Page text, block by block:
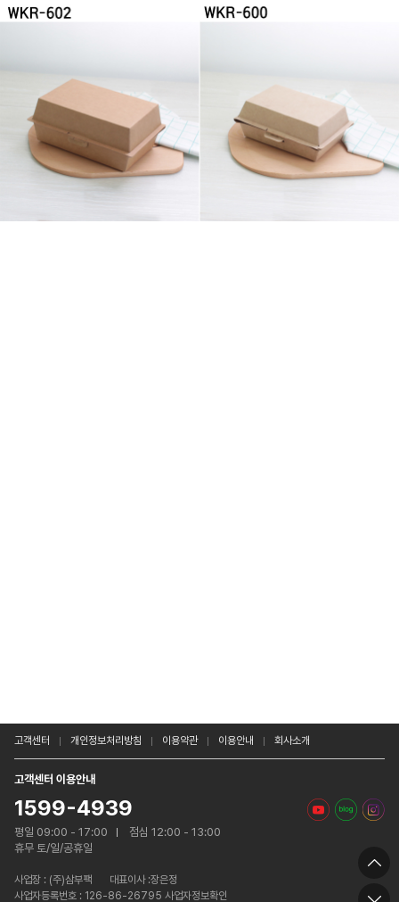
고객센터 개인정보처리방침 이용약관 이용안내 회사소개
고객센터 이용안내
1599-4939
평일 09:00 - 17:00
점심 12:00 - 13:00
휴무 토/일/공휴일
사업장 : (주)삼부팩
대표이사 :장은정
사업자등록번호 : 126-86-26795 사업자정보확인